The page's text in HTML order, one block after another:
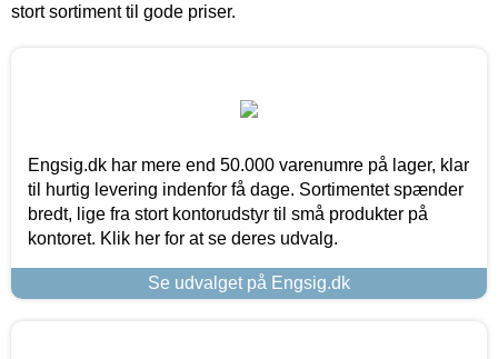
stort sortiment til gode priser.
Engsig.dk har mere end 50.000 varenumre på lager, klar
til hurtig levering indenfor få dage. Sortimentet spænder
bredt, lige fra stort kontorudstyr til små produkter på
kontoret. Klik her for at se deres udvalg.
Se udvalget på Engsig.dk